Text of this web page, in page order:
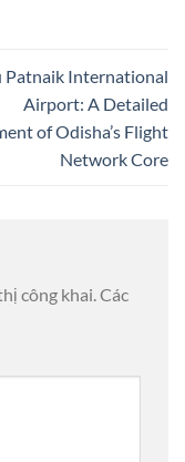
Patnaik International
Airport: A Detailed
of Odisha’s Flight
Network Core
công khai. Các